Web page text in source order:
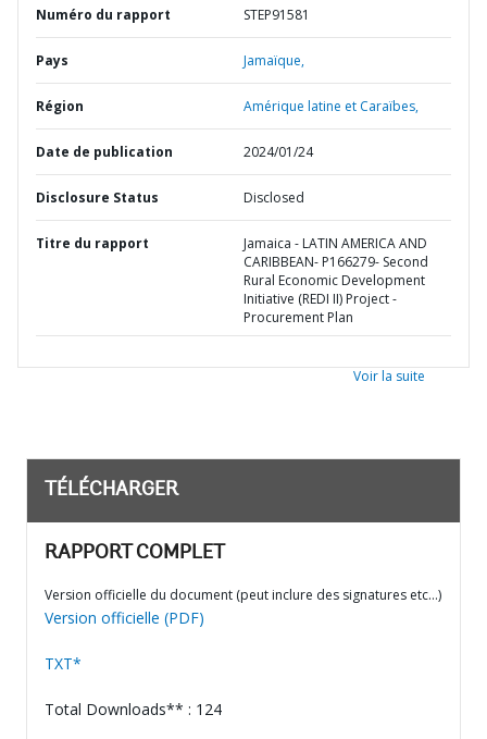
Numéro du rapport STEP91581
Pays Jamaïque,
Région Amérique latine et Caraïbes,
Date de publication 2024/01/24
Disclosure Status Disclosed
Titre du rapport
Jamaica - LATIN AMERICA AND
CARIBBEAN- P166279- Second
Rural Economic Development
Initiative (REDI II) Project -
Procurement Plan
Voir la suite
TÉLÉCHARGER
RAPPORT COMPLET
Version officielle du document (peut inclure des signatures etc…)
Version officielle (PDF)
TXT*
Total Downloads** : 124